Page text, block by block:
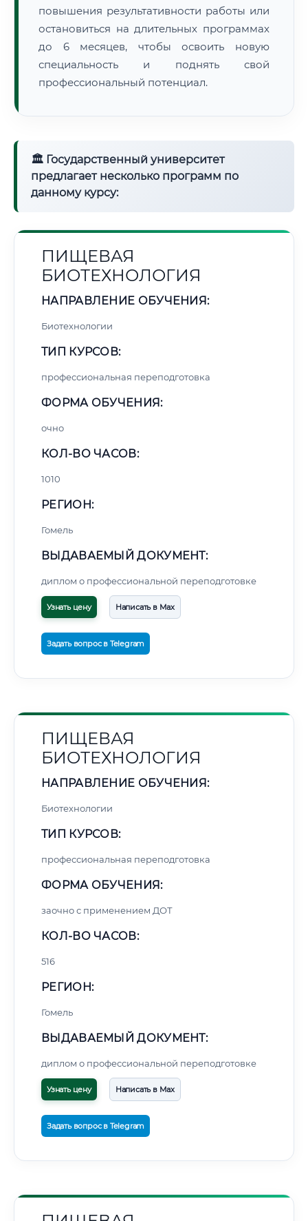
повышения результативности работы или
остановиться на длительных программах
до 6 месяцев, чтобы освоить новую
специальность и поднять свой
профессиональный потенциал.
🏛 Государственный университет
предлагает несколько программ по
данному курсу:
ПИЩЕВАЯ
БИОТЕХНОЛОГИЯ
НАПРАВЛЕНИЕ ОБУЧЕНИЯ:
Биотехнологии
ТИП КУРСОВ:
профессиональная переподготовка
ФОРМА ОБУЧЕНИЯ:
очно
КОЛ-ВО ЧАСОВ:
1010
РЕГИОН:
Гомель
ВЫДАВАЕМЫЙ ДОКУМЕНТ:
диплом о профессиональной переподготовке
Узнать цену Написать в Max
Задать вопрос в Telegram
ПИЩЕВАЯ
БИОТЕХНОЛОГИЯ
НАПРАВЛЕНИЕ ОБУЧЕНИЯ:
Биотехнологии
ТИП КУРСОВ:
профессиональная переподготовка
ФОРМА ОБУЧЕНИЯ:
заочно с применением ДОТ
КОЛ-ВО ЧАСОВ:
516
РЕГИОН:
Гомель
ВЫДАВАЕМЫЙ ДОКУМЕНТ:
диплом о профессиональной переподготовке
Узнать цену Написать в Max
Задать вопрос в Telegram